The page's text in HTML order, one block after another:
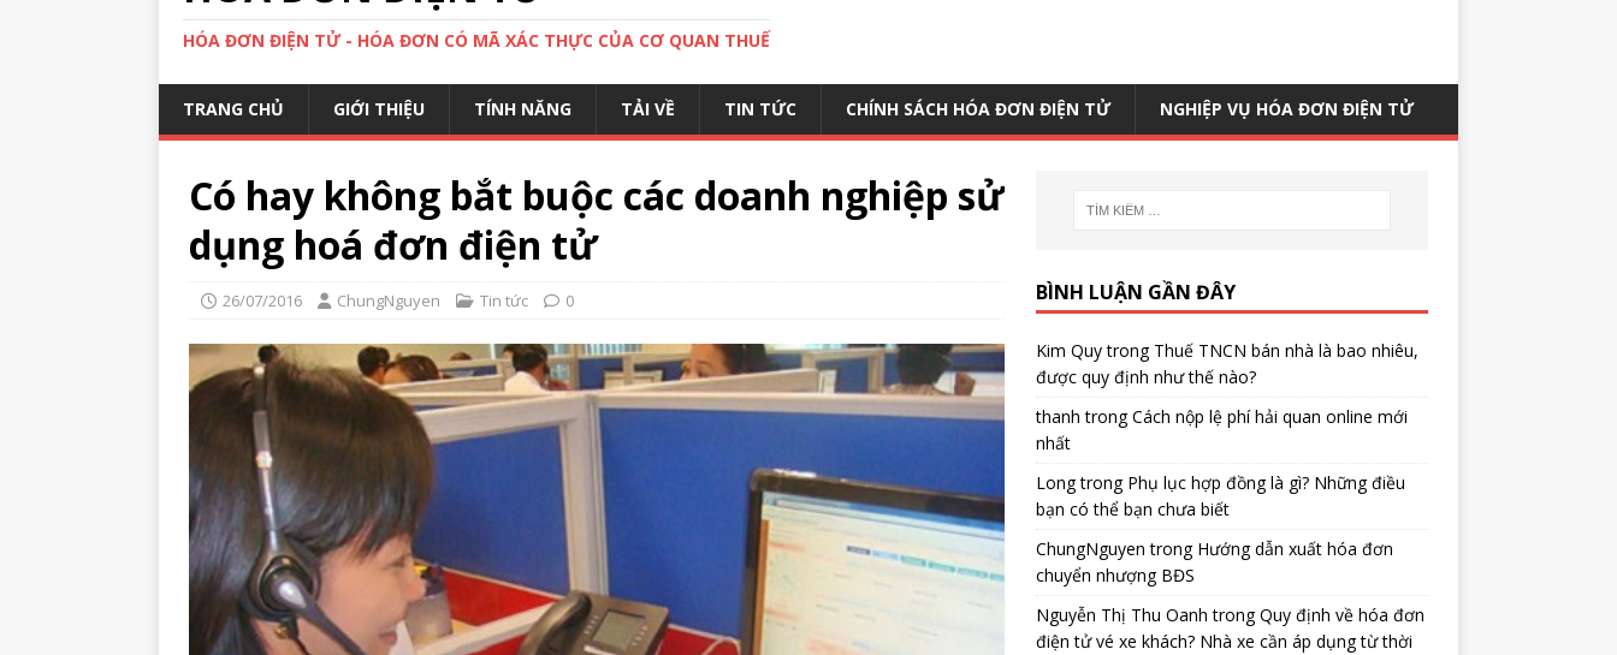
HÓA ĐƠN ĐIỆN TỬ - HÓA ĐƠN CÓ MÃ XÁC THỰC CỦA CƠ QUAN THUẾ
TRANG CHỦ GIỚI THIỆU TÍNH NĂNG TẢI VỀ TIN TỨC CHÍNH SÁCH HÓA ĐƠN ĐIỆN TỬ NGHIỆP VỤ HÓA ĐƠN ĐIỆN TỬ
Có hay không bắt buộc các doanh nghiệp sử
dụng hoá đơn điện tử
26/07/2016 ChungNguyen Tin tức 0 BÌNH LUẬN GẦN ĐÂY
Kim Quytrong Thuế TNCN bán nhà là bao nhiêu,
được quy định như thế nào?
thanh trongCách nộp lệ phí hải quan online mới
nhất
Longtrong Phụ lục hợp đồng là gì? Những điều
bạn có thể bạn chưa biết
ChungNguyen trong Hướng dẫn xuất hóa đơn
chuyển nhượng BĐS
Nguyễn Thị Thu Oanh trongQuy định về hóa đơn
điện tử vé xe khách? Nhà xe cần áp dụng từ thời